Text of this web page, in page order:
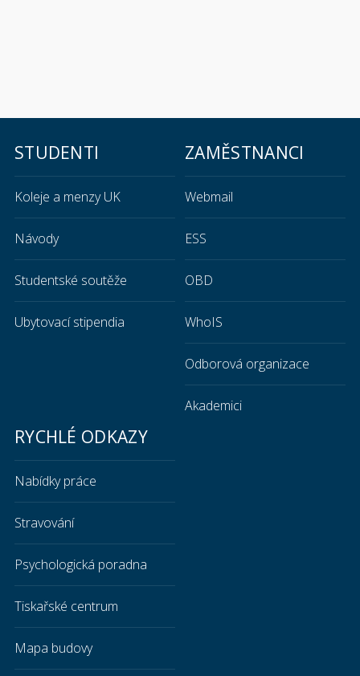
STUDENTI
Koleje a menzy UK
Návody
Studentské soutěže
Ubytovací stipendia
ZAMĚSTNANCI
Webmail
ESS
OBD
WhoIS
Odborová organizace
Akademici
RYCHLÉ ODKAZY
Nabídky práce
Stravování
Psychologická poradna
Tiskařské centrum
Mapa budovy